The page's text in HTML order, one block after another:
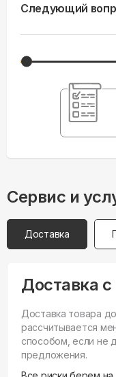
Следующий
Сервис и
Доставка
Доставка
Доставка товара
рассчитывается
способом, если не
предложения.